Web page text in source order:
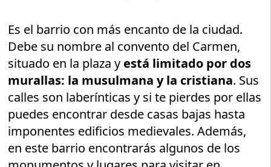
Es el barrio con más encanto de la ciudad.
Debe su nombre al convento del Carmen,
situado en la plaza y está limitado por dos
murallas: la musulmana y la cristiana. Sus
calles son laberínticas y si te pierdes por ellas
puedes encontrar desde casas bajas hasta
imponentes edificios medievales. Además,
en este barrio encontrarás algunos de los